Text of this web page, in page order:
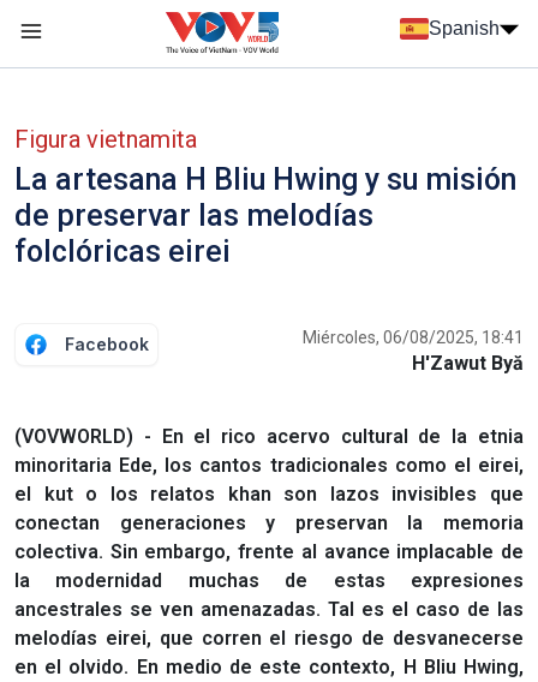
Spanish
Figura vietnamita
La artesana H Bliu Hwing y su misión
de preservar las melodías
folclóricas eirei
Facebook Miércoles, 06/08/2025, 18:41
H'Zawut Byă
(VOVWORLD) - En el rico acervo cultural de la etnia
minoritaria Ede, los cantos tradicionales como el eirei,
el kut o los relatos khan son lazos invisibles que
conectan generaciones y preservan la memoria
colectiva. Sin embargo, frente al avance implacable de
la modernidad muchas de estas expresiones
ancestrales se ven amenazadas. Tal es el caso de las
melodías eirei, que corren el riesgo de desvanecerse
en el olvido. En medio de este contexto, H Bliu Hwing,